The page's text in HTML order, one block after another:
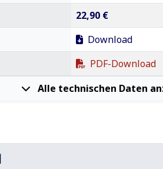
22,90 €
Download
PDF-Download
Alle technischen Daten